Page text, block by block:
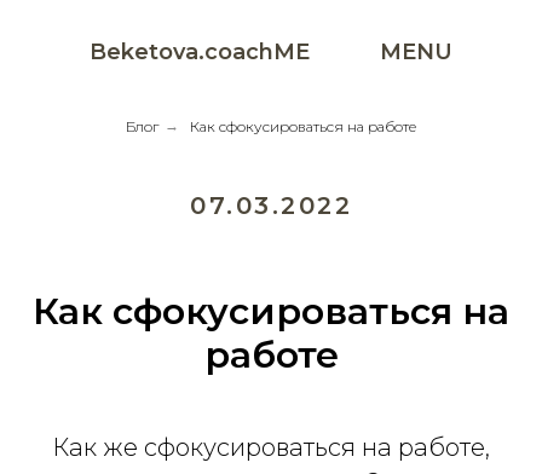
Beketova.coachME MENU
Блог → Как сфокусироваться на работе
07.03.2022
Как сфокусироваться на
работе
Как же сфокусироваться на работе,